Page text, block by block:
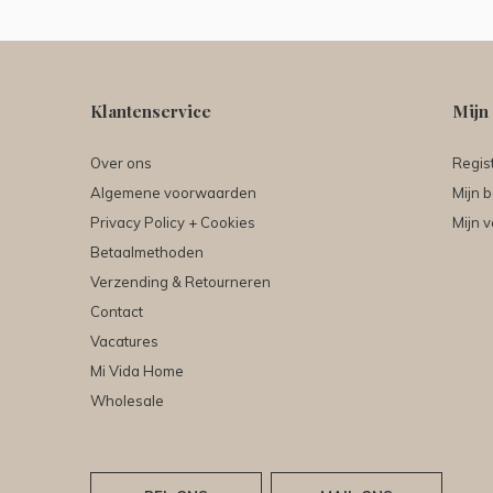
Klantenservice
Over ons
Algemene voorwaarden
Privacy Policy + Cookies
Betaalmethoden
Verzending & Retourneren
Contact
Vacatures
Mi Vida Home
Wholesale
Mijn
Mijn
Mijn